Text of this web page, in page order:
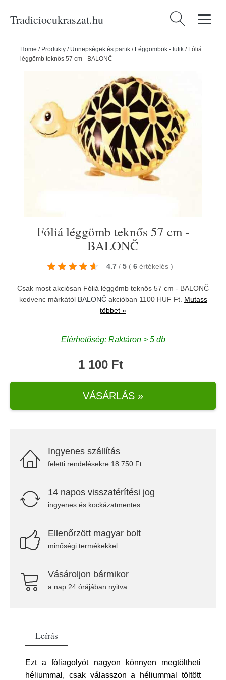
Tradiciocukraszat.hu Keresés:
Home / Produkty / Ünnepségek és partik / Léggömbök - lufik / Fóliá
léggömb teknős 57 cm - BALONČ
Fóliá léggömb teknős 57 cm -
BALONČ
4.7 / 5 ( 6 értékelés )
Csak most akciósan Fóliá léggömb teknős 57 cm - BALONČ
kedvenc márkától BALONČakcióban 1100 HUF Ft. Mutass
többet »
Elérhetőség: Raktáron > 5 db
1 100 Ft
VÁSÁRLÁS »
Ingyenes szállítás
feletti rendelésekre 18.750 Ft
14 napos visszatérítési jog
ingyenes és kockázatmentes
Ellenőrzött magyar bolt
minőségi termékekkel
Vásároljon bármikor
a nap 24 órájában nyitva
Leírás
Ezt a fóliagolyót nagyon könnyen megtöltheti
héliummal, csak válasszon a héliummal töltött